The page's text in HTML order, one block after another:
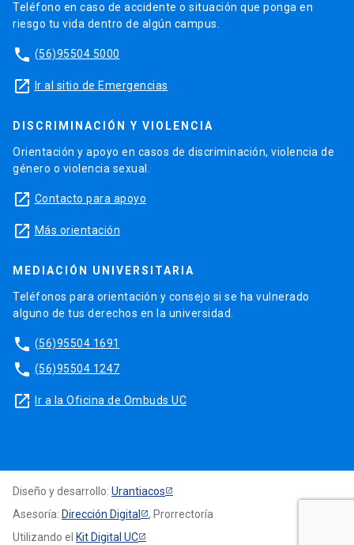
Teléfono en caso de accidente o situación que ponga en
riesgo tu vida dentro de algún campus.
phone (56)95504 5000
launch Ir al sitio de Emergencias
DISCRIMINACIÓN Y VIOLENCIA
Orientación y apoyo en casos de discriminación, violencia de
género o violencia sexual.
launch Contacto para apoyo
launch Más orientación
MEDIACIÓN UNIVERSITARIA
Teléfonos para orientación y consejo si se ha vulnerado
alguno de tus derechos en la universidad.
phone (56)95504 1691
phone (56)95504 1247
launch Ir a la Oficina de Ombuds UC
Diseño y desarrollo: Urantiacos
Asesoría: Dirección Digital
, Prorrectoría
Utilizando el Kit Digital UC